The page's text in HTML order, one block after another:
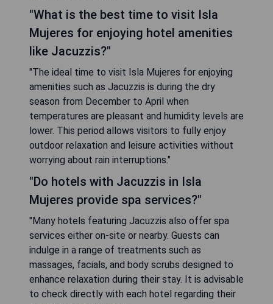
"What is the best time to visit Isla
Mujeres for enjoying hotel amenities
like Jacuzzis?"
"The ideal time to visit Isla Mujeres for enjoying
amenities such as Jacuzzis is during the dry
season from December to April when
temperatures are pleasant and humidity levels are
lower. This period allows visitors to fully enjoy
outdoor relaxation and leisure activities without
worrying about rain interruptions."
"Do hotels with Jacuzzis in Isla
Mujeres provide spa services?"
"Many hotels featuring Jacuzzis also offer spa
services either on-site or nearby. Guests can
indulge in a range of treatments such as
massages, facials, and body scrubs designed to
enhance relaxation during their stay. It is advisable
to check directly with each hotel regarding their